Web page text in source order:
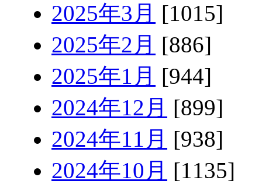
2025年3月 [1015]
2025年2月 [886]
2025年1月 [944]
2024年12月 [899]
2024年11月 [938]
2024年10月 [1135]